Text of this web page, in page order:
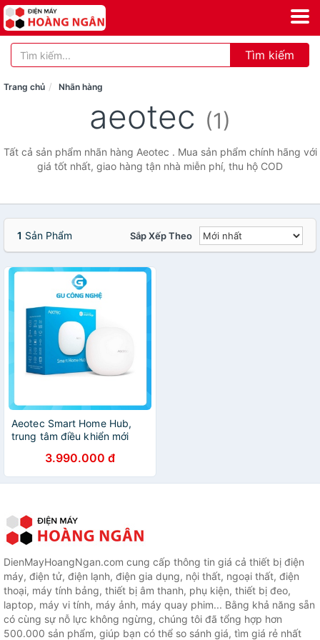
Tìm kiếm
Trang chủ Nhãn hàng
aeotec (1)
Tất cả sản phẩm nhãn hàng Aeotec . Mua sản phẩm chính hãng với
giá tốt nhất, giao hàng tận nhà miễn phí, thu hộ COD
1 Sản Phẩm Sắp Xếp Theo
Aeotec Smart Home Hub,
trung tâm điều khiển mới
3.990.000 đ
DienMayHoangNgan.com cung cấp thông tin giá cả thiết bị điện
máy, điện tử, điện lạnh, điện gia dụng, nội thất, ngoại thất, điện
thoại, máy tính bảng, thiết bị âm thanh, phụ kiện, thiết bị đeo,
laptop, máy vi tính, máy ảnh, máy quay phim... Bằng khả năng sẵn
có cùng sự nỗ lực không ngừng, chúng tôi đã tổng hợp hơn
500.000 sản phẩm, giúp bạn có thể so sánh giá, tìm giá rẻ nhất